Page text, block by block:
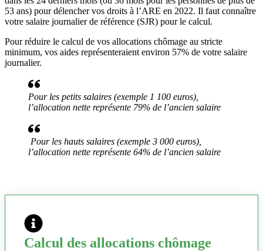
53 ans) pour délencher vos droits à l’ARE en 2022. Il faut connaître
votre salaire journalier de référence (SJR) pour le calcul.
Pour réduire le calcul de vos allocations chômage au stricte
minimum, vos aides représenteraient environ 57% de votre salaire
journalier.
Pour les petits salaires (exemple 1 100 euros),
l’allocation nette représente 79% de l’ancien salaire
Pour les hauts salaires (exemple 3 000 euros),
l’allocation nette représente 64% de l’ancien salaire
Calcul des allocations chômage